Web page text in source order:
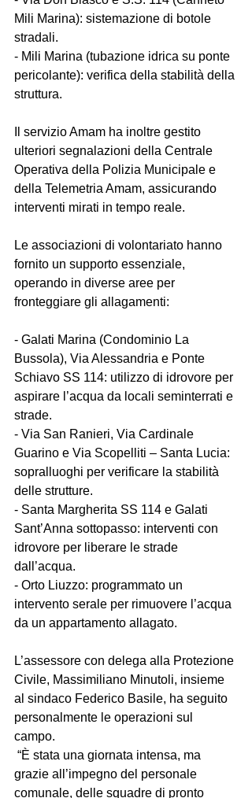
Mili Marina): sistemazione di botole
stradali.
- Mili Marina (tubazione idrica su ponte
pericolante): verifica della stabilità della
struttura.
Il servizio Amam ha inoltre gestito
ulteriori segnalazioni della Centrale
Operativa della Polizia Municipale e
della Telemetria Amam, assicurando
interventi mirati in tempo reale.
Le associazioni di volontariato hanno
fornito un supporto essenziale,
operando in diverse aree per
fronteggiare gli allagamenti:
- Galati Marina (Condominio La
Bussola), Via Alessandria e Ponte
Schiavo SS 114: utilizzo di idrovore per
aspirare l’acqua da locali seminterrati e
strade.
- Via San Ranieri, Via Cardinale
Guarino e Via Scopelliti – Santa Lucia:
sopralluoghi per verificare la stabilità
delle strutture.
- Santa Margherita SS 114 e Galati
Sant’Anna sottopasso: interventi con
idrovore per liberare le strade
dall’acqua.
- Orto Liuzzo: programmato un
intervento serale per rimuovere l’acqua
da un appartamento allagato.
L’assessore con delega alla Protezione
Civile, Massimiliano Minutoli, insieme
al sindaco Federico Basile, ha seguito
personalmente le operazioni sul
campo.
grazie all’impegno del personale
comunale, delle squadre di pronto